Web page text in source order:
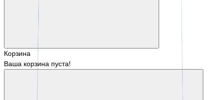
Корзина
Ваша корзина пуста!